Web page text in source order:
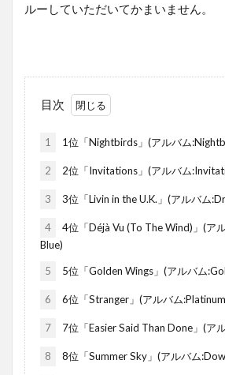
ルーしていただいてかまいません。
目次
1 1位「Nightbirds」(アルバム
2 2位「Invitations」(アルバム
3 3位「Livin in the U.K.」(アルバム
4
4位「Déjà Vu (To The Wind)」(ア
Blue)
5 5位「Golden Wings」(アルバム
6 6位「Stranger」(アルバム
7 7位「Easier Said Than Done」(ア
8 8位「Summer Sky」(アルバム